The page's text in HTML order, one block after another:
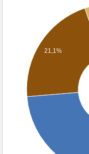
21,1%